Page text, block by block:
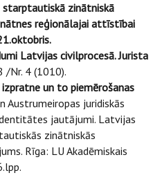
starptautiskā zinātniskā
reģionālajai attīstībai
Latvijas civilprocesā. Jurista
/Nr. 4 (1010).
un to piemērošanas
Austrumeiropas juridiskās
jautājumi. Latvijas
zinātniskās
Rīga: LU Akadēmiskais